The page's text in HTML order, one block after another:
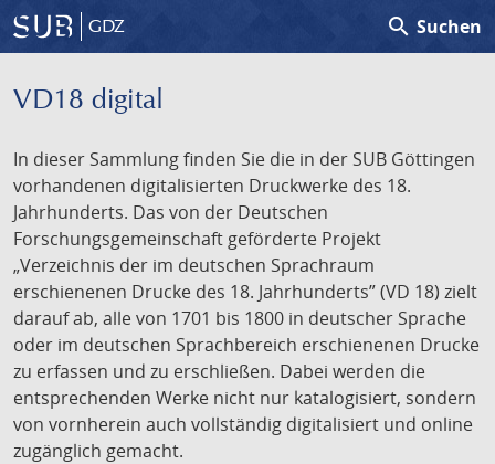
GDZ search Suchen
VD18 digital
In dieser Sammlung finden Sie die in der SUB Göttingen
vorhandenen digitalisierten Druckwerke des 18.
Jahrhunderts. Das von der Deutschen
Forschungsgemeinschaft geförderte Projekt
„Verzeichnis der im deutschen Sprachraum
erschienenen Drucke des 18. Jahrhunderts” (VD 18) zielt
darauf ab, alle von 1701 bis 1800 in deutscher Sprache
oder im deutschen Sprachbereich erschienenen Drucke
zu erfassen und zu erschließen. Dabei werden die
entsprechenden Werke nicht nur katalogisiert, sondern
von vornherein auch vollständig digitalisiert und online
zugänglich gemacht.